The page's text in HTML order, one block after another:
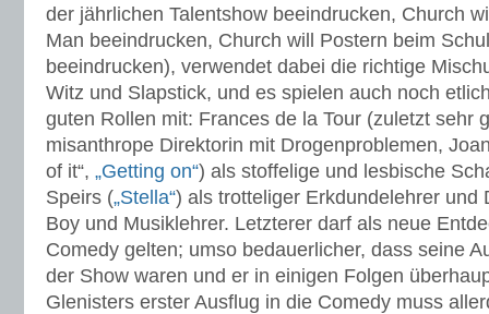
der jährlichen Talentshow beeindrucken, Church
Man beeindrucken, Church will Postern beim
beeindrucken), verwendet dabei die richtige
Witz und Slapstick, und es spielen auch noch
guten Rollen mit: Frances de la Tour (zuletzt sehr
misanthrope Direktorin mit Drogenproblemen,
of it“, „Getting on“) als stoffelige und lesbische
Speirs („Stella“) als trotteliger Erkdundelehrer und
Boy und Musiklehrer. Letzterer darf als neue
Comedy gelten; umso bedauerlicher, dass seine
der Show waren und er in einigen Folgen
Glenisters erster Ausflug in die Comedy muss